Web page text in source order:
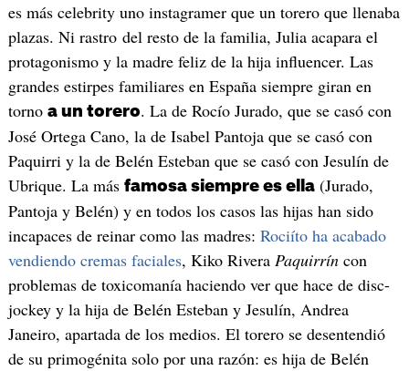
es más celebrity uno instagramer que un torero que llenaba
plazas. Ni rastro del resto de la familia, Julia acapara el
protagonismo y la madre feliz de la hija influencer. Las
grandes estirpes familiares en España siempre giran en
torno a un torero. La de Rocío Jurado, que se casó con
José Ortega Cano, la de Isabel Pantoja que se casó con
Paquirri y la de Belén Esteban que se casó con Jesulín de
Ubrique. La más famosa siempre es ella(Jurado,
Pantoja y Belén) y en todos los casos las hijas han sido
incapaces de reinar como las madres: Rociíto ha acabado
vendiendo cremas faciales, Kiko Rivera Paquirríncon
problemas de toxicomanía haciendo ver que hace de disc-
jockey y la hija de Belén Esteban y Jesulín, Andrea
Janeiro, apartada de los medios. El torero se desentendió
de su primogénita solo por una razón: es hija de Belén